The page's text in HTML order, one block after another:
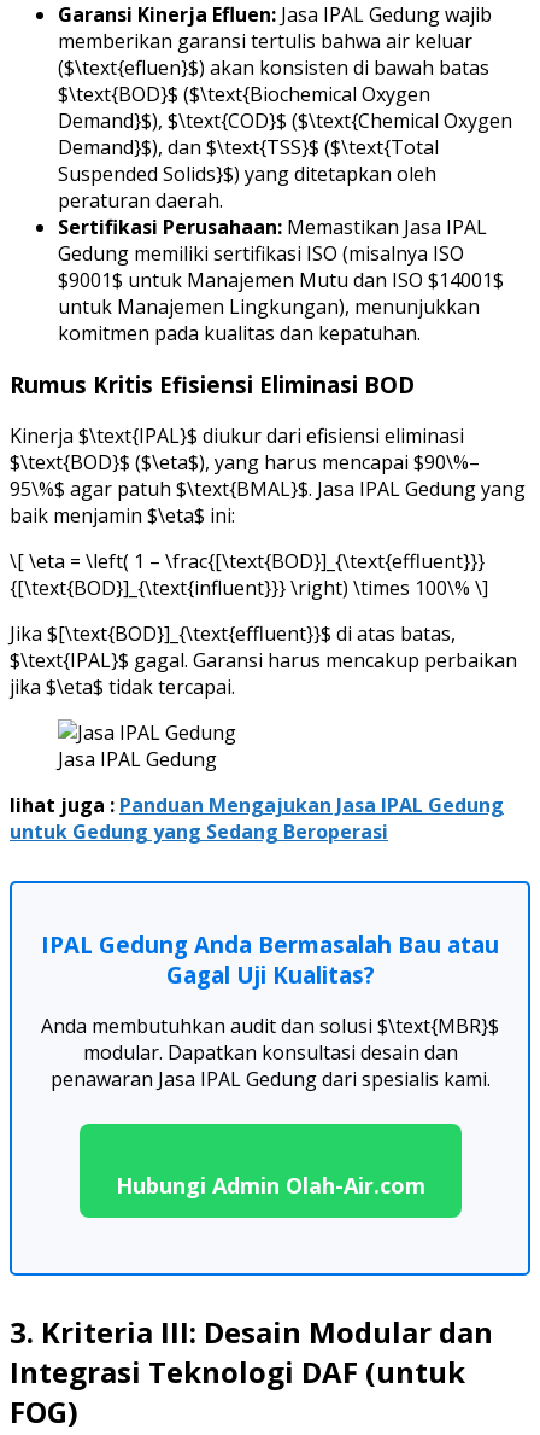
Garansi Kinerja Efluen: Jasa IPAL Gedung wajib
memberikan garansi tertulis bahwa air keluar
($\text{efluen}$) akan konsisten di bawah batas
$\text{BOD}$ ($\text{Biochemical Oxygen
Demand}$), $\text{COD}$ ($\text{Chemical Oxygen
Demand}$), dan $\text{TSS}$ ($\text{Total
Suspended Solids}$) yang ditetapkan oleh
peraturan daerah.
Sertifikasi Perusahaan: Memastikan Jasa IPAL
Gedung memiliki sertifikasi ISO (misalnya ISO
$9001$ untuk Manajemen Mutu dan ISO $14001$
untuk Manajemen Lingkungan), menunjukkan
komitmen pada kualitas dan kepatuhan.
Rumus Kritis Efisiensi Eliminasi BOD
Kinerja $\text{IPAL}$ diukur dari efisiensi eliminasi
$\text{BOD}$ ($\eta$), yang harus mencapai $90\%–
95\%$ agar patuh $\text{BMAL}$. Jasa IPAL Gedung yang
baik menjamin $\eta$ ini:
\[ \eta = \left( 1 – \frac{[\text{BOD}]_{\text{effluent}}}
{[\text{BOD}]_{\text{influent}}} \right) \times 100\% \]
Jika $[\text{BOD}]_{\text{effluent}}$ di atas batas,
$\text{IPAL}$ gagal. Garansi harus mencakup perbaikan
jika $\eta$ tidak tercapai.
Jasa IPAL Gedung
lihat juga : Panduan Mengajukan Jasa IPAL Gedung
untuk Gedung yang Sedang Beroperasi
IPAL Gedung Anda Bermasalah Bau atau
Gagal Uji Kualitas?
Anda membutuhkan audit dan solusi $\text{MBR}$
modular. Dapatkan konsultasi desain dan
penawaran Jasa IPAL Gedung dari spesialis kami.
Hubungi Admin Olah-Air.com
3. Kriteria III: Desain Modular dan
Integrasi Teknologi DAF (untuk
FOG)